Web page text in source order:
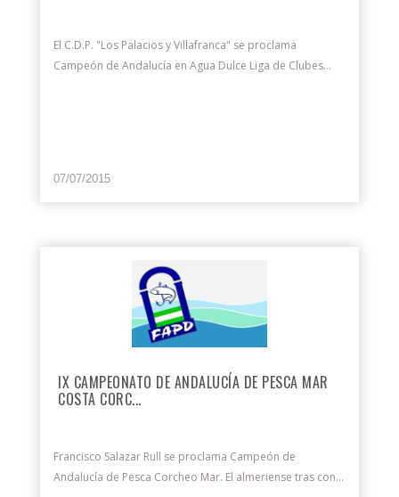
El C.D.P. "Los Palacios y Villafranca" se proclama
Campeón de Andalucía en Agua Dulce Liga de Clubes...
07/07/2015
IX CAMPEONATO DE ANDALUCÍA DE PESCA MAR
COSTA CORC...
Francisco Salazar Rull se proclama Campeón de
Andalucía de Pesca Corcheo Mar. El almeriense tras con...